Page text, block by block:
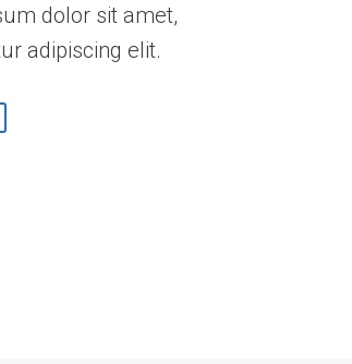
dolor sit amet,
adipiscing elit.